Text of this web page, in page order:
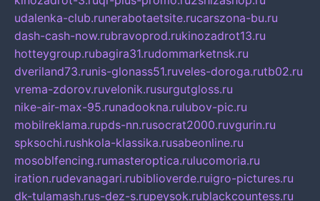
udalenka-club.runerabotaetsite.rucarszona-bu.ru
dash-cash-now.rubravoprod.rukinozadrot13.ru
hotteygroup.rubagira31.rudommarketnsk.ru
dveriland73.runis-glonass51.ruveles-doroga.rutb02.ru
vrema-zdorov.ruvelonik.rusurgutgloss.ru
nike-air-max-95.runadookna.rulubov-pic.ru
mobilreklama.rupds-nn.rusocrat2000.ruvgurin.ru
spksochi.rushkola-klassika.rusabeonline.ru
mosoblfencing.rumasteroptica.rulucomoria.ru
iration.rudevanagari.rubiblioverde.ruigro-pictures.ru
dk-tulamash.rus-dez-s.rupeysok.rublackcountess.ru